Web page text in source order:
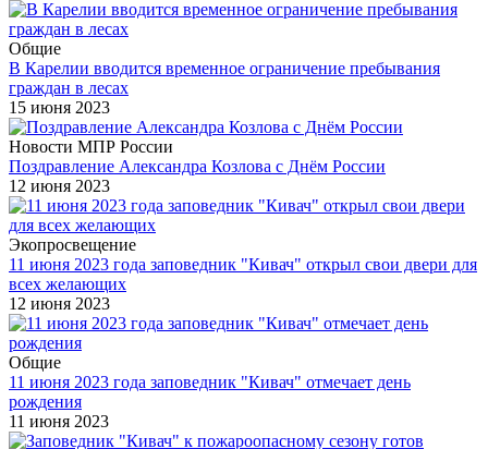
Общие
В Карелии вводится временное ограничение пребывания
граждан в лесах
15 июня 2023
Новости МПР России
Поздравление Александра Козлова с Днём России
12 июня 2023
Экопросвещение
11 июня 2023 года заповедник "Кивач" открыл свои двери для
всех желающих
12 июня 2023
Общие
11 июня 2023 года заповедник "Кивач" отмечает день
рождения
11 июня 2023